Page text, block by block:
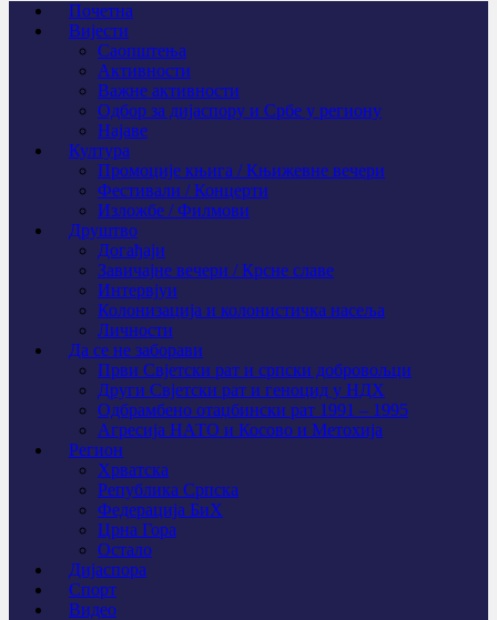
Почетна
Вијести
Саопштења
Активности
Важне активности
Одбор за дијаспору и Србе у региону
Најаве
Култура
Промоције књига / Књижевне вечери
Фестивали / Концерти
Изложбе / Филмови
Друштво
Догађаји
Завичајне вечери / Крсне славе
Интервјуи
Колонизација и колонистичка насеља
Личности
Да се не заборави
Први Свјeтски рат и српски добровољци
Други Свјетски рат и геноцид у НДХ
Одбрамбено отаџбински рат 1991 – 1995
Агресија НАТО и Косово и Метохија
Регион
Хрватска
Република Српска
Федерација БиХ
Црна Гора
Остало
Дијаспора
Спорт
Видео